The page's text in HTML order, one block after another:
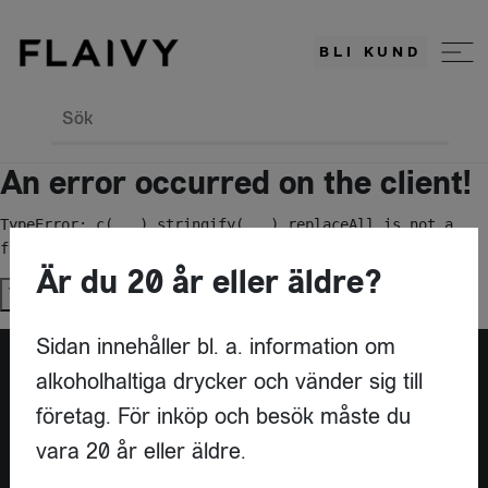
BLI KUND
Sök
An error occurred on the client!
TypeError: c(...).stringify(...).replaceAll is not a
function
Try again
Är du leverantör?
Är du 20 år eller äldre?
Sidan innehåller bl. a. information om
alkoholhaltiga drycker och vänder sig till
företag. För inköp och besök måste du
vara 20 år eller äldre.